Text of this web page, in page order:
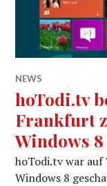
NEWS
hoTodi.tv
Frankfurt
Windows
hoTodi.tv war
Windows 8